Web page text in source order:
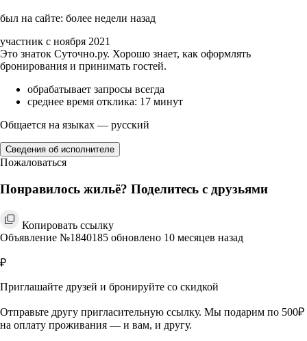
был на сайте: более недели назад
участник с ноября 2021
Это знаток Суточно.ру. Хорошо знает, как оформлять
бронирования и принимать гостей.
обрабатывает запросы всегда
среднее время отклика: 17 минут
Общается на языках — русский
Сведения об исполнителе
Пожаловаться
Понравилось жильё? Поделитесь с друзьями
Копировать ссылку
Объявление №1840185 обновлено 10 месяцев назад
₽
Приглашайте друзей и бронируйте со скидкой
Отправьте другу пригласительную ссылку. Мы подарим по 500₽
на оплату проживания — и вам, и другу.